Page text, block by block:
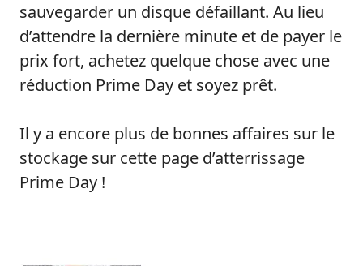
sauvegarder un disque défaillant. Au lieu
d’attendre la dernière minute et de payer le
prix fort, achetez quelque chose avec une
réduction Prime Day et soyez prêt.
Il y a encore plus de bonnes affaires sur le
stockage sur cette page d’atterrissage
Prime Day !